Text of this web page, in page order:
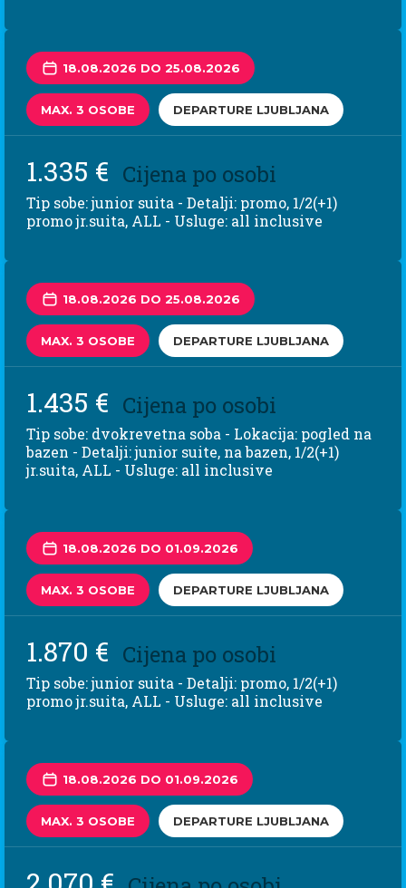
18.08.2026 DO 25.08.2026
MAX. 3 OSOBE DEPARTURE LJUBLJANA
1.335 € Cijena po osobi
Tip sobe: junior suita - Detalji: promo, 1/2(+1)
promo jr.suita, ALL - Usluge: all inclusive
18.08.2026 DO 25.08.2026
MAX. 3 OSOBE DEPARTURE LJUBLJANA
1.435 € Cijena po osobi
Tip sobe: dvokrevetna soba - Lokacija: pogled na
bazen - Detalji: junior suite, na bazen, 1/2(+1)
jr.suita, ALL - Usluge: all inclusive
18.08.2026 DO 01.09.2026
MAX. 3 OSOBE DEPARTURE LJUBLJANA
1.870 € Cijena po osobi
Tip sobe: junior suita - Detalji: promo, 1/2(+1)
promo jr.suita, ALL - Usluge: all inclusive
18.08.2026 DO 01.09.2026
MAX. 3 OSOBE DEPARTURE LJUBLJANA